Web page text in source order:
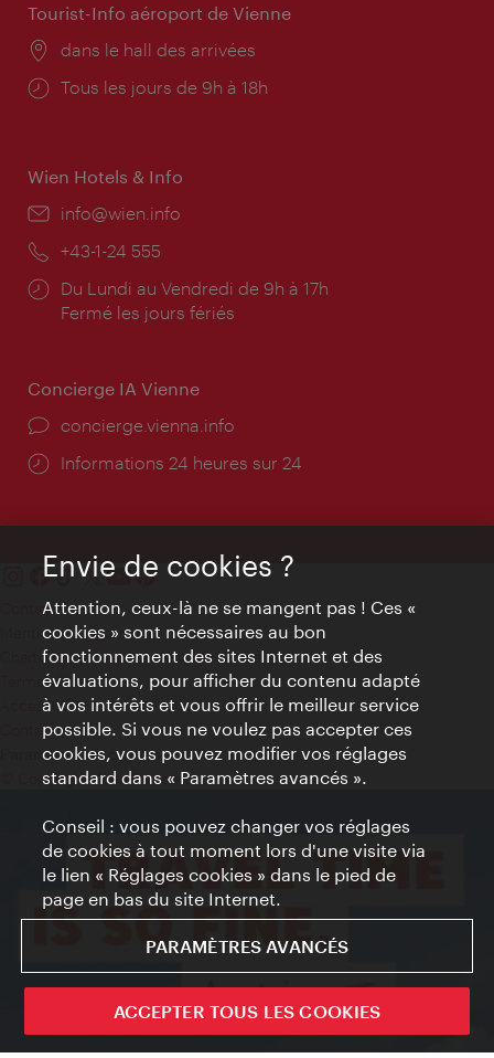
Tourist-Info aéroport de Vienne
Lieu:
dans le hall des arrivées
Horaires
Tous les jours de 9h à 18h
Wien Hotels & Info
E-
info@wien.info
Téléphone:
+43-1-24 555
Horaires
d'ouverture:
Du Lundi au Vendredi de 9h à 17h
Fermé les jours fériés
Concierge IA Vienne
Ort:
concierge.vienna.info
Öffnungszeiten:
Informations 24 heures sur 24
Contact
Mentions obligatoires
Charte sur le respect de la vie privée
Terms of Use
Accessibilité
Contact presse
Paramètres de cookies
© Copyright WienTourismus
Envie de cookies ?
Attention, ceux-là ne se mangent pas ! Ces «
cookies » sont nécessaires au bon
fonctionnement des sites Internet et des
évaluations, pour afficher du contenu adapté
à vos intérêts et vous offrir le meilleur service
possible. Si vous ne voulez pas accepter ces
cookies, vous pouvez modifier vos réglages
standard dans « Paramètres avancés ».
Conseil : vous pouvez changer vos réglages
de cookies à tout moment lors d'une visite via
le lien « Réglages cookies » dans le pied de
page en bas du site Internet.
PARAMÈTRES AVANCÉS
ACCEPTER TOUS LES COOKIES